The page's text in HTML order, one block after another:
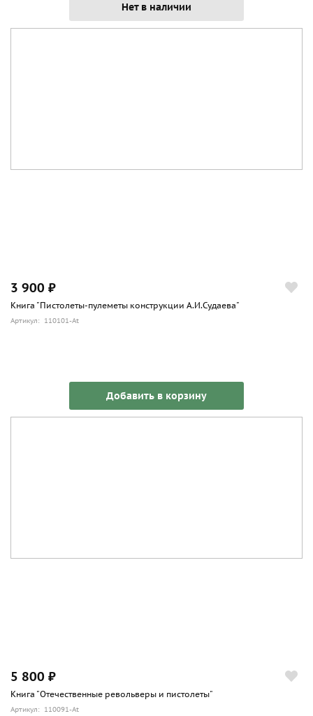
Нет в наличии
3 900 ₽
Книга "Пистолеты-пулеметы конструкции А.И.Судаева"
Артикул: 110101-At
Добавить в корзину
5 800 ₽
Книга "Отечественные револьверы и пистолеты"
Артикул: 110091-At